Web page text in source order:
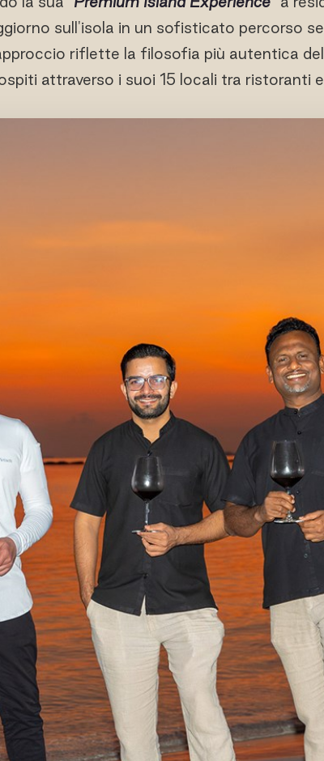
sull'isola in un sofisticato percorso
riflette la filosofia più autentica
attraverso i suoi 15 locali tra ristoranti